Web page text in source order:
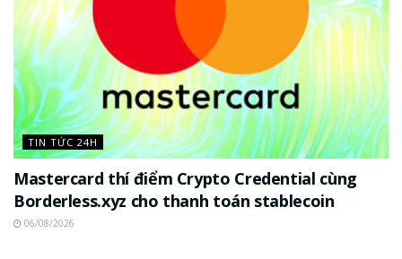
TIN TỨC 24H
Mastercard thí điểm Crypto Credential cùng
Borderless.xyz cho thanh toán stablecoin
06/08/2026